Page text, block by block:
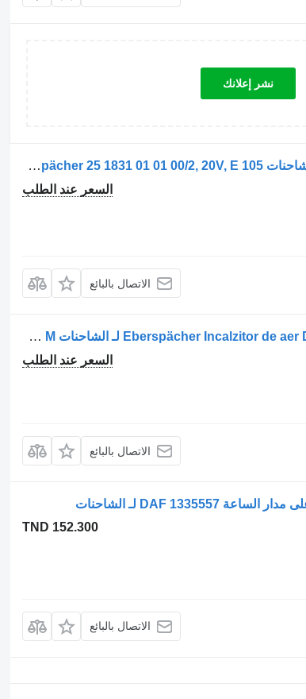
نشر إعلانك
جهاز التدفئة Incalzitor de aer 251831010100 لـ الشاحنات Eberspächer 25 1831 01 01 00/2, 20V, E 105
السعر عند الطلب
الاتصال بالبائع
جهاز التدفئة Eberspächer Incalzitor de aer D4S 25 2586 Diesel 40W 24V 3,5KW لـ الشاحنات Eberspächer AIRTRONIC M
السعر عند الطلب
الاتصال بالبائع
TND 152.300
الاتصال بالبائع